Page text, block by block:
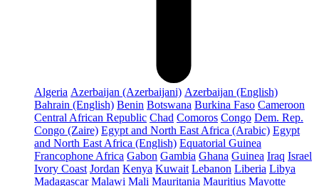
Algeria Azerbaijan (Azerbaijani) Azerbaijan (English)
Bahrain (English) Benin Botswana Burkina Faso Cameroon
Central African Republic Chad Comoros Congo Dem. Rep.
Congo (Zaire) Egypt and North East Africa (Arabic) Egypt
and North East Africa (English) Equatorial Guinea
Francophone Africa Gabon Gambia Ghana Guinea Iraq Israel
Ivory Coast Jordan Kenya Kuwait Lebanon Liberia Libya
Madagascar Malawi Mali Mauritania Mauritius Mayotte